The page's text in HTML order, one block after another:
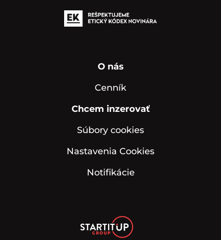
O nás
Cenník
Chcem inzerovať
Súbory cookies
Nastavenia Cookies
Notifikácie